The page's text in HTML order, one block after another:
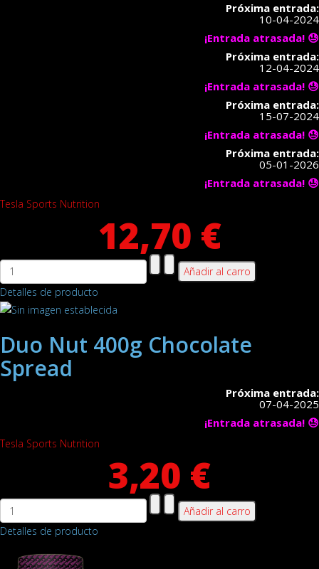
Próxima entrada:
10-04-2024
¡Entrada atrasada! 😓
Próxima entrada:
12-04-2024
¡Entrada atrasada! 😓
Próxima entrada:
15-07-2024
¡Entrada atrasada! 😓
Próxima entrada:
05-01-2026
¡Entrada atrasada! 😓
Tesla Sports Nutrition
12,70 €
Detalles de producto
Duo Nut 400g Chocolate
Spread
Próxima entrada:
07-04-2025
¡Entrada atrasada! 😓
Tesla Sports Nutrition
3,20 €
Detalles de producto